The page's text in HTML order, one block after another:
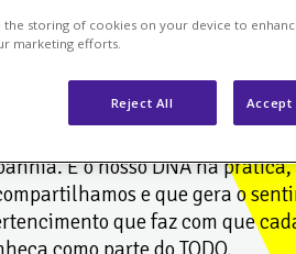
deriva da maneira como as
É o nosso DNA na
e que gera o
que faz com que
the storing of cookies on your device to
marketing efforts.
Reject All Accept